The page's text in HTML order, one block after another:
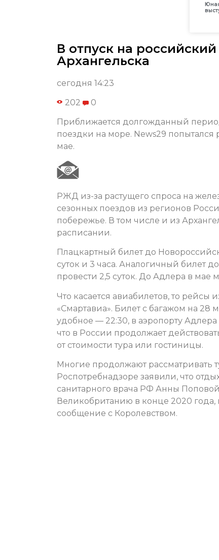
В отпуск на
Архангельска
сегодня 14:23
202 0
Приближается долгожданный
поездки на море. News29 попытался
мае.
РЖД из-за растущего спроса на
сезонных поездов из регионов
побережье. В том числе и из
расписании.
Плацкартный билет до
суток и 3 часа. Аналогичный билет
провести 2,5 суток. До Адлера в мае
Что касается авиабилетов, то рейсы
«Смартавиа». Билет с багажом на 28
удобное — 22:30, в аэропорту
что в России продолжает
от стоимости тура или гостиницы.
Многие продолжают рассматривать
Роспотребнадзоре заявили, что
санитарного врача РФ Анны
Великобританию в конце 2020
сообщение с Королевством.